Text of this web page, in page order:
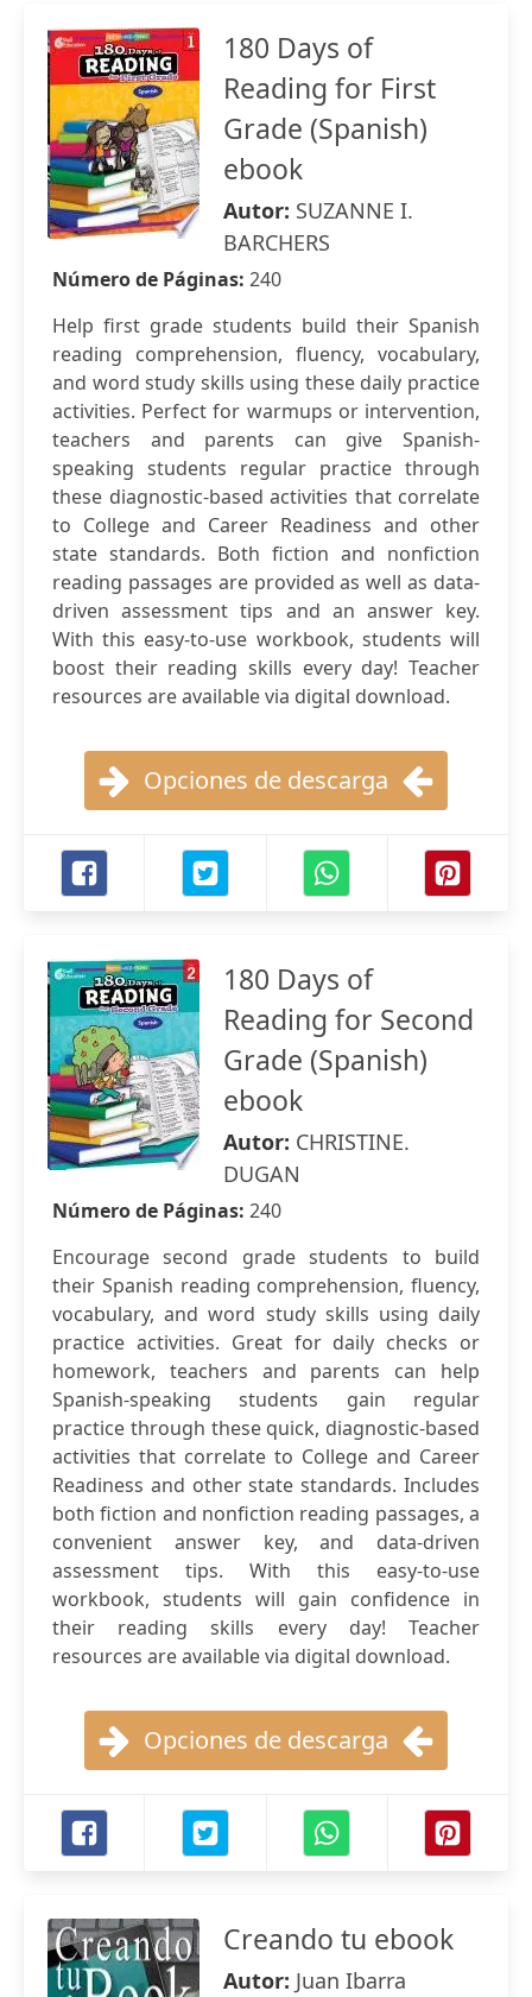
180 Days of
Reading for First
Grade (Spanish)
ebook
Autor: SUZANNE I.
BARCHERS
Número de Páginas: 240
Help first grade students build their Spanish
reading comprehension, fluency, vocabulary,
and word study skills using these daily practice
activities. Perfect for warmups or intervention,
teachers and parents can give Spanish-
speaking students regular practice through
these diagnostic-based activities that correlate
to College and Career Readiness and other
state standards. Both fiction and nonfiction
reading passages are provided as well as data-
driven assessment tips and an answer key.
With this easy-to-use workbook, students will
boost their reading skills every day! Teacher
resources are available via digital download.
Opciones de descarga
180 Days of
Reading for Second
Grade (Spanish)
ebook
Autor: CHRISTINE.
DUGAN
Número de Páginas: 240
Encourage second grade students to build
their Spanish reading comprehension, fluency,
vocabulary, and word study skills using daily
practice activities. Great for daily checks or
homework, teachers and parents can help
Spanish-speaking students gain regular
practice through these quick, diagnostic-based
activities that correlate to College and Career
Readiness and other state standards. Includes
both fiction and nonfiction reading passages, a
convenient answer key, and data-driven
assessment tips. With this easy-to-use
workbook, students will gain confidence in
their reading skills every day! Teacher
resources are available via digital download.
Opciones de descarga
Creando tu ebook
Autor: Juan Ibarra